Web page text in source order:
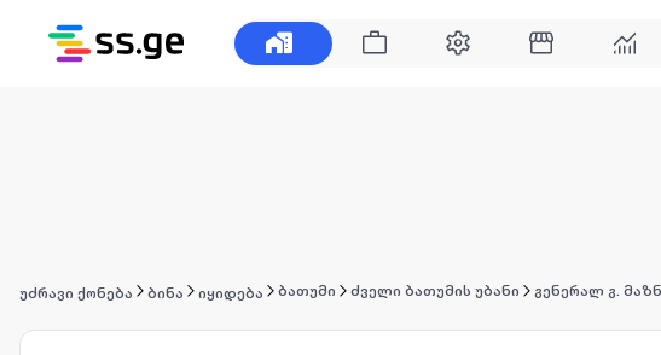
უძრავი ქონება ბინა იყიდება ბათუმი ძველი ბათუმის უბანი გენერალ გ.